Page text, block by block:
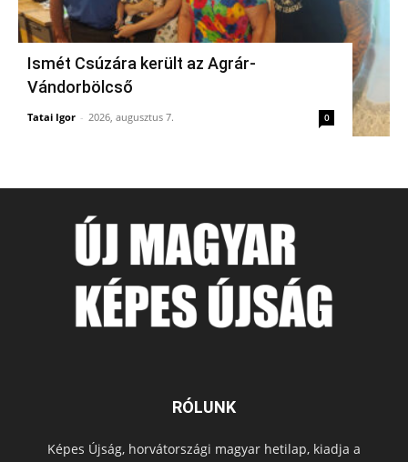
Ismét Csúzára került az Agrár-
Vándorbölcső
Tatai Igor - 2026, augusztus 7. 0
RÓLUNK
Képes Újság, horvátországi magyar hetilap, kiadja a